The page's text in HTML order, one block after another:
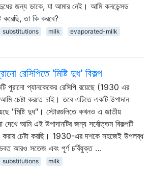
জন্য ডাকে, যা আমার নেই। আমি কনডেন্সড
করেছি, তা কি করবে?
substitutions milk
evaporated-milk
রেসিপিতে 'মিষ্টি দুধ' বিকল্প
পুরানো প্যানকেকের রেসিপি রয়েছে (1930 এর
চেষ্টা করতে চাই। তবে এটিতে একটি উপাদান
"মিষ্টি দুধ"। স্টোরগুলিতে কখনও এ জাতীয়
দেখে আমি এই উপাদানটির জন্য সর্বোত্তম বিকল্পটি
করার চেষ্টা করছি। 1930-এর দশকে সহজেই উপলব্ধ
আরও সতেজ এবং পূর্ণ চর্বিযুক্ত …
substitutions milk